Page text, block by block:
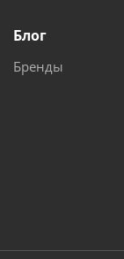
Блог
Бренды